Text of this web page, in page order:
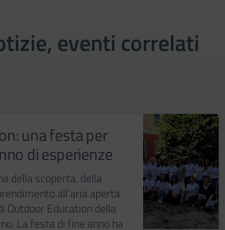
eventi correlati
una festa per
di esperienze
della scoperta, della
all’aria aperta
Outdoor Education della
La festa di fine anno ha